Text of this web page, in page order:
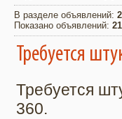
В разделе объявлений:
Показано объявлений:
Требуется
Требуется
360.